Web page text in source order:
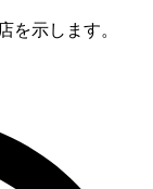
示します。